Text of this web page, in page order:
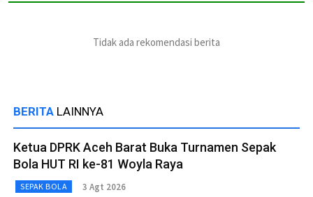
Tidak ada rekomendasi berita
BERITA LAINNYA
Ketua DPRK Aceh Barat Buka Turnamen Sepak
Bola HUT RI ke-81 Woyla Raya
SEPAK BOLA 3 Agt 2026